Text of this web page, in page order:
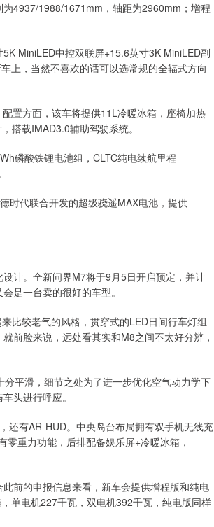
4937/1988/1671mm，轴距为2960mm；增程
MiniLED中控双联屏+15.6英寸3K MiniLED副
上，当然不喜欢的话可以选常规的全辐式方向
置方面，该车将提供11L冷暖冰箱，座椅加热
搭载IMAD3.0辅助驾驶系统。
磷酸铁锂电池组，CLTC纯电续航里程
时代联合开发的超级骁遥MAX电池，提供
计。全新问界M7将于9月5日开启预定，并计
是一台卖的很好的车型。
比较老气的风格，贯穿式的LED日间行车灯组
前脸来说，远处看其实和M8之间不太好分辨，
平滑，细节之处为了进一步优化空气动力学下
头进行呼应。
还有AR-HUD。中央岛台布局拥有双手机无线充
重力功能，后排配备娱乐屏+冷暖冰箱，
前的申报信息来看，新车会提供增程版和纯电
单电机227千瓦，双电机392千瓦，纯电版同样